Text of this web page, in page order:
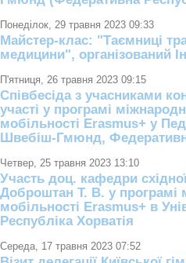
Понеділок, 29 травня 2023 09:33
Майстер-клас: "Таємниці
медицини", організований
П'ятниця, 26 травня 2023 09:15
Співбесіда з учасниками
участі у програмі
мобільності Erasmus+ у
Швебіш-Гмюнд,
Четвер, 25 травня 2023 13:10
Участь доц. кафедри
Доброштан Т. В. у програмі
мобільності Erasmus+ в
Республіка Хорватія
Середа, 17 травня 2023 07:52